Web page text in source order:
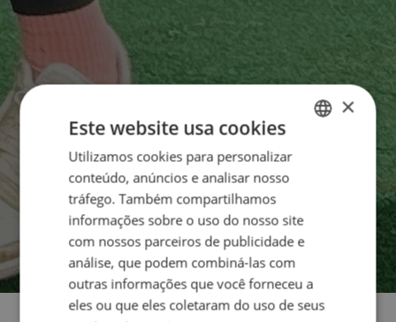
×
Este website usa cookies
Utilizamos cookies para personalizar
conteúdo, anúncios e analisar nosso
tráfego. Também compartilhamos
informações sobre o uso do nosso site
com nossos parceiros de publicidade e
análise, que podem combiná-las com
outras informações que você forneceu a
eles ou que eles coletaram do uso de seus